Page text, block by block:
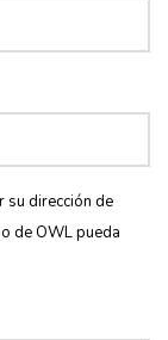
su dirección de
de OWL pueda